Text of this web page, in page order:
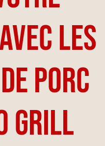
les
porc
Grill